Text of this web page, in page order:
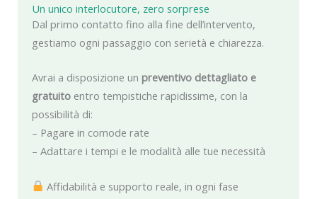
Un unico interlocutore, zero sorprese
Dal primo contatto fino alla fine dell’intervento,
gestiamo ogni passaggio con serietà e chiarezza.
Avrai a disposizione un preventivo dettagliato e
gratuito entro tempistiche rapidissime, con la
possibilità di:
– Pagare in comode rate
– Adattare i tempi e le modalità alle tue necessità
Affidabilità e supporto reale, in ogni fase